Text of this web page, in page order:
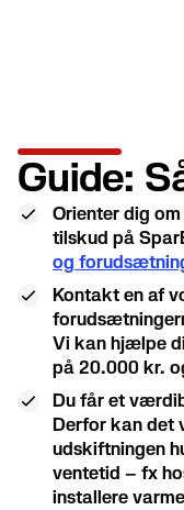
Guide:
Orienter dig
tilskud på
og
Kontakt en af
Vi kan hjælpe
på 20.000 kr.
Du får et
Derfor kan det
udskiftningen
ventetid – fx
installere